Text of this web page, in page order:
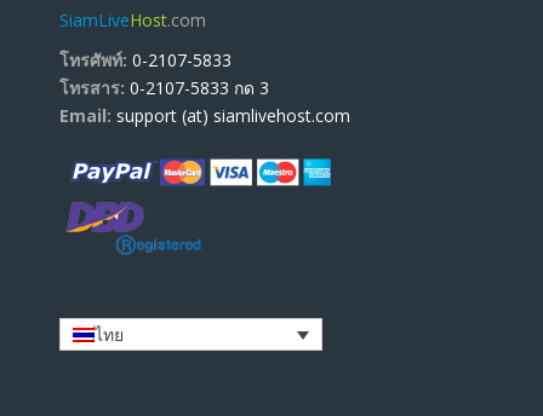
SiamLiveHost.com
โทรศัพท์: 0-2107-5833
โทรสาร: 0-2107-5833 กด 3
Email: support (at) siamlivehost.com
ไทย